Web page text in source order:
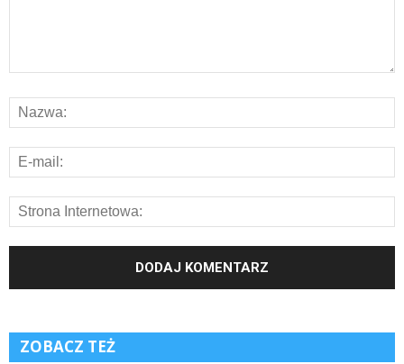
ZOBACZ TEŻ